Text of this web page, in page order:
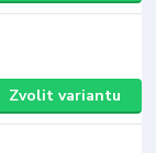
Zvolit variantu